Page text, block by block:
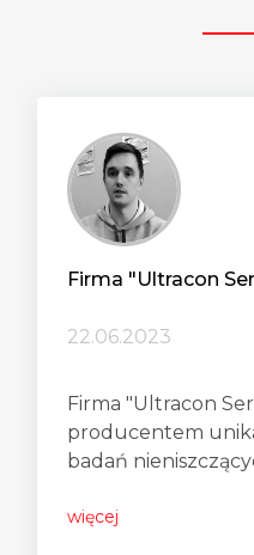
Firma "Ultracon
22.06.2023
Firma "Ultracon
producentem
badań
więcej